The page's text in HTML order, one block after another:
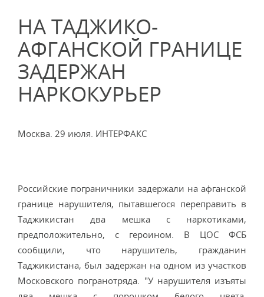
НА ТАДЖИКО-
АФГАНСКОЙ ГРАНИЦЕ
ЗАДЕРЖАН
НАРКОКУРЬЕР
Москва. 29 июля. ИНТЕРФАКС
Российские пограничники задержали на афганской
границе нарушителя, пытавшегося переправить в
Таджикистан два мешка с наркотиками,
предположительно, с героином. В ЦОС ФСБ
сообщили, что нарушитель, гражданин
Таджикистана, был задержан на одном из участков
Московского погранотряда. "У нарушителя изъяты